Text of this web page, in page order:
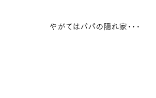
やがてはパパの隠れ家･･･